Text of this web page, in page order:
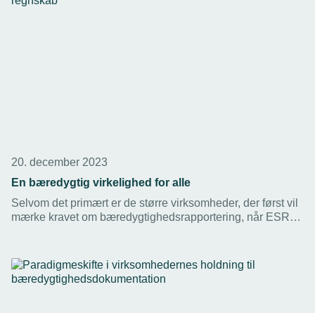
20. december 2023
En bæredygtig virkelighed for alle
Selvom det primært er de større virksomheder, der først vil
mærke kravet om bæredygtighedsrapportering, når ESRS-